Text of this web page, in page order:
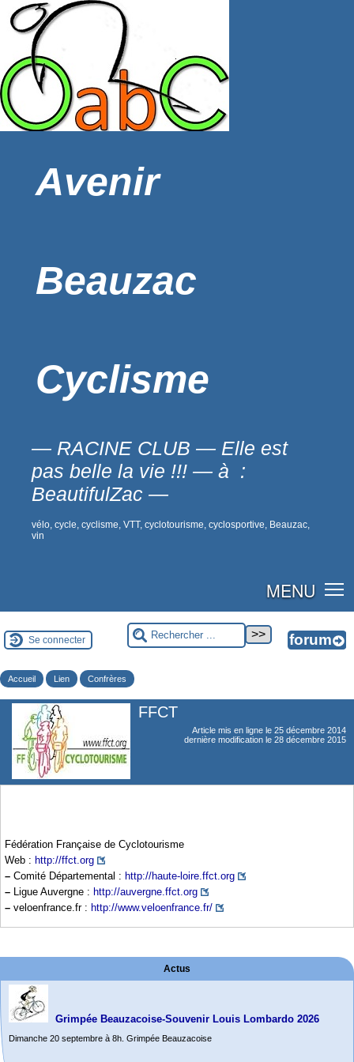
Avenir
Beauzac
Cyclisme
— RACINE CLUB — Elle est
pas belle la vie !!! — à :
BeautifulZac —
vélo, cycle, cyclisme, VTT, cyclotourisme, cyclosportive, Beauzac,
vin
MENU
Se connecter
Accueil Lien Confrères
FFCT
Article mis en ligne le 25 décembre 2014
dernière modification le 28 décembre 2015
Fédération Française de Cyclotourisme
Web : http://ffct.org
– Comité Départemental : http://haute-loire.ffct.org
– Ligue Auvergne : http://auvergne.ffct.org
– veloenfrance.fr : http://www.veloenfrance.fr/
Actus
Grimpée Beauzacoise-Souvenir Louis Lombardo 2026
Dimanche 20 septembre à 8h. Grimpée Beauzacoise